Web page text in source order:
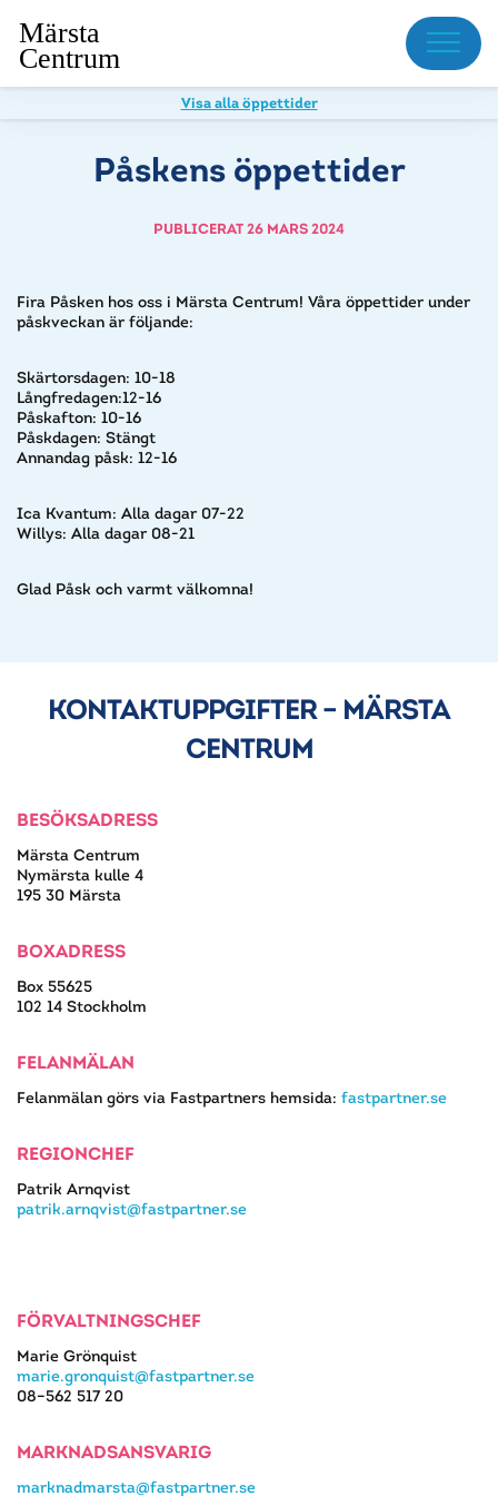
Meny
Visa alla öppettider
Påskens öppettider
PUBLICERAT 26 MARS 2024
Fira Påsken hos oss i Märsta Centrum! Våra öppettider under
påskveckan är följande:
Skärtorsdagen: 10-18
Långfredagen:12-16
Påskafton: 10-16
Påskdagen: Stängt
Annandag påsk: 12-16
Ica Kvantum: Alla dagar 07-22
Willys: Alla dagar 08-21
Glad Påsk och varmt välkomna!
KONTAKTUPPGIFTER – MÄRSTA
CENTRUM
BESÖKSADRESS
Märsta Centrum
Nymärsta kulle 4
195 30 Märsta
BOXADRESS
Box 55625
102 14 Stockholm
FELANMÄLAN
Felanmälan görs via Fastpartners hemsida: fastpartner.se
REGIONCHEF
Patrik Arnqvist
patrik.arnqvist@fastpartner.se
FÖRVALTNINGSCHEF
Marie Grönquist
marie.gronquist@fastpartner.se
08–562 517 20
MARKNADSANSVARIG
marknadmarsta@fastpartner.se